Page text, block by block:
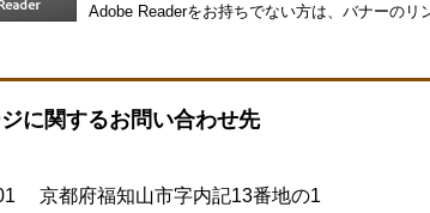
Adobe Readerをお持ちでない方は、バナーのリ
に関するお問い合わせ先
京都府福知山市字内記13番地の1